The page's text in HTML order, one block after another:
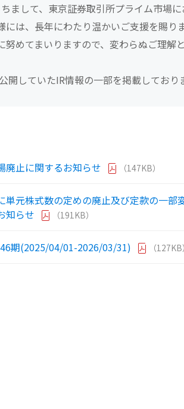
まして、東京証券取引所プライム市場に
は、長年にわたり温かいご支援を賜り
めてまいりますので、変わらぬご理
していたIR情報の一部を掲載しており
廃止に関するお知らせ （147KB）
単元株式数の定めの廃止及び定款の一部
知らせ
（191KB）
期(2025/04/01-2026/03/31) （127KB）